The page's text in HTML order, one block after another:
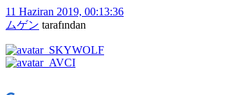
11 Haziran 2019, 00:13:36
ムゲン tarafından